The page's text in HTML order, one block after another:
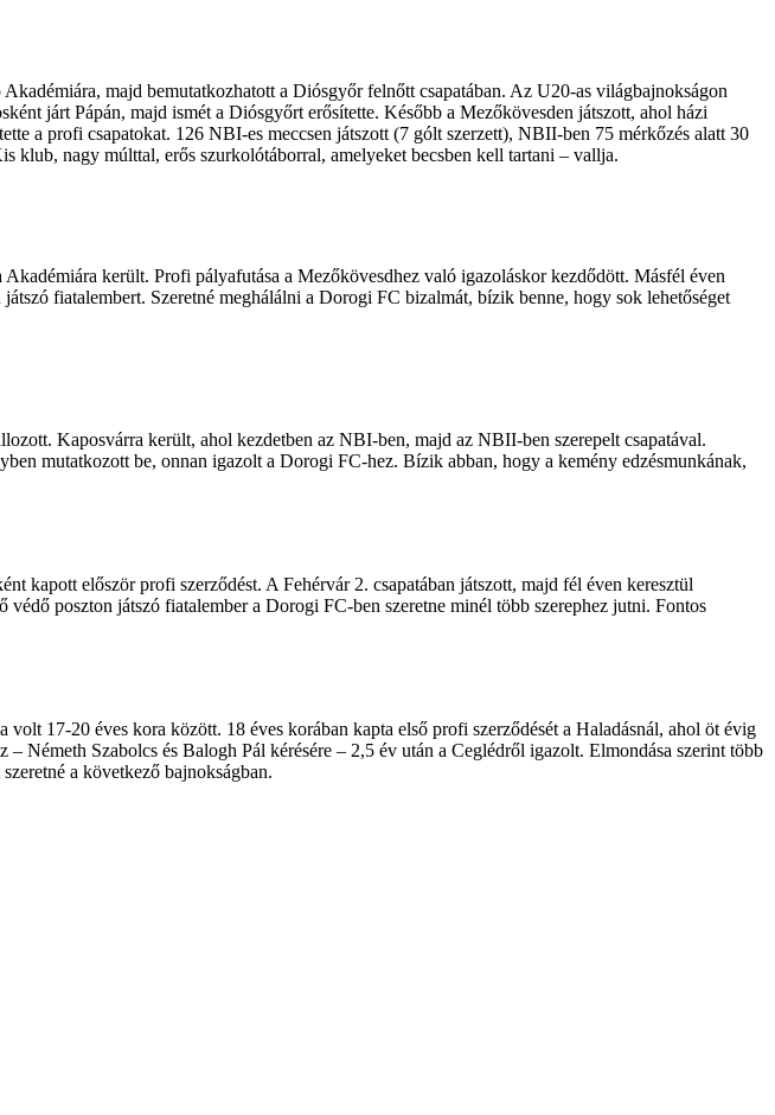
majd bemutatkozhatott a Diósgyőr felnőtt csapatában. Az U20-as világbajnokságon
járt Pápán, majd ismét a Diósgyőrt erősítette. Később a Mezőkövesden játszott, ahol házi
a profi csapatokat. 126 NBI-es meccsen játszott (7 gólt szerzett), NBII-ben 75 mérkőzés alatt 30
klub, nagy múlttal, erős szurkolótáborral, amelyeket becsben kell tartani – vallja.
került. Profi pályafutása a Mezőkövesdhez való igazoláskor kezdődött. Másfél éven
fiatalembert. Szeretné meghálálni a Dorogi FC bizalmát, bízik benne, hogy sok lehetőséget
Kaposvárra került, ahol kezdetben az NBI-ben, majd az NBII-ben szerepelt csapatával.
mutatkozott be, onnan igazolt a Dorogi FC-hez. Bízik abban, hogy a kemény edzésmunkának,
kapott először profi szerződést. A Fehérvár 2. csapatában játszott, majd fél éven keresztül
poszton játszó fiatalember a Dorogi FC-ben szeretne minél több szerephez jutni. Fontos
17-20 éves kora között. 18 éves korában kapta első profi szerződését a Haladásnál, ahol öt évig
Szabolcs és Balogh Pál kérésére – 2,5 év után a Ceglédről igazolt. Elmondása szerint több
a következő bajnokságban.